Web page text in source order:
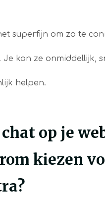
superfijn om zo te
Je kan ze onmiddellijk,
helpen.
op je
kiezen